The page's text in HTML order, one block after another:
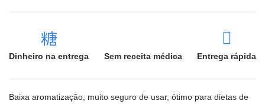
Dinheiro na entrega Sem receita médica Entrega rápida
Baixa aromatização, muito seguro de usar, ótimo para dietas de